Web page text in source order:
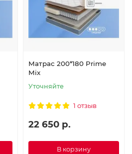
Матрас 200*180 Prime
Mix
Уточняйте
1 отзыв
22 650 р.
В корзину